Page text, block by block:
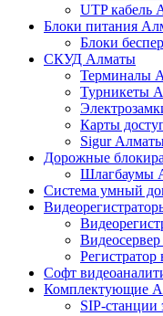
UTP кабель
Блоки питания
Блоки
СКУД Алматы
Терминалы
Турникеты
Карты
Sigur
Дорожные
Шлагбаумы
Система умный
Софт
Комплектующие
SIP-